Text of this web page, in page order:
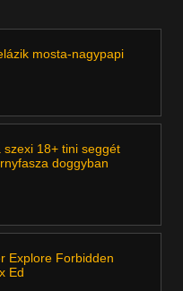
mosta-nagypapi
18+ tini seggét
doggyban
Explore Forbidden
Ed